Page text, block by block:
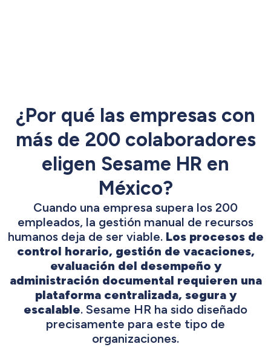
¿Por qué las empresas con
más de 200 colaboradores
eligen Sesame HR en
México?
Cuando una empresa supera los 200
empleados, la gestión manual de recursos
humanos deja de ser viable. Los procesos de
control horario, gestión de vacaciones,
evaluación del desempeño y
administración documental requieren una
plataforma centralizada, segura y
escalable. Sesame HR ha sido diseñado
precisamente para este tipo de
organizaciones.